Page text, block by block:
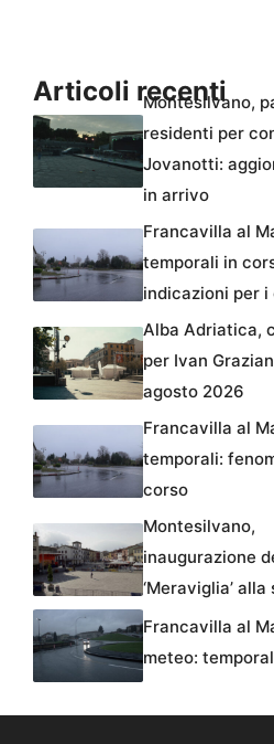
Articoli recenti
Montesilvano,
residenti per
Jovanotti:
in arrivo
Francavilla al
temporali in
indicazioni per
Alba Adriatica,
per Ivan
agosto 2026
Francavilla al
temporali:
corso
Montesilvano,
inaugurazione
‘Meraviglia’
Francavilla al
meteo: